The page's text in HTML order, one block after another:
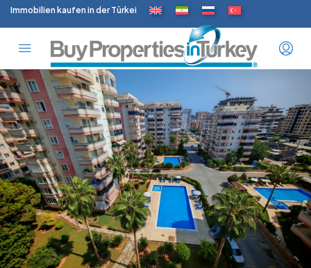
Immobilien kaufen in der Türkei